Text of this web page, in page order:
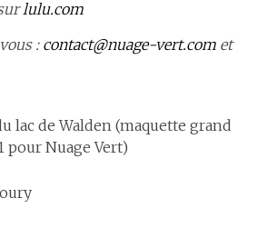
lulu.com
: contact@nuage-vert.com et
lac de Walden (maquette grand
pour Nuage Vert)